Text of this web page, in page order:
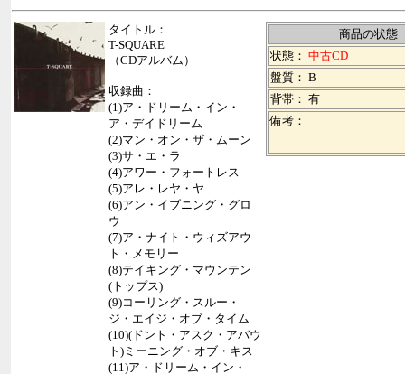
タイトル：
T-SQUARE
（CDアルバム）
収録曲：
(1)ア・ドリーム・イン・
ア・デイドリーム
(2)マン・オン・ザ・ムーン
(3)サ・エ・ラ
(4)アワー・フォートレス
(5)アレ・レヤ・ヤ
(6)アン・イブニング・グロ
ウ
(7)ア・ナイト・ウィズアウ
ト・メモリー
(8)テイキング・マウンテン
(トップス)
(9)コーリング・スルー・
ジ・エイジ・オブ・タイム
(10)(ドント・アスク・アバウ
ト)ミーニング・オブ・キス
(11)ア・ドリーム・イン・
商品の状態
状態： 中古CD
盤質： B
背帯： 有
備考：